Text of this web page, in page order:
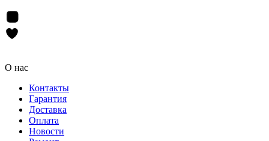
О нас
Контакты
Гарантия
Доставка
Оплата
Новости